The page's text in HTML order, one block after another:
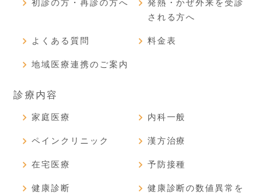
初診の方・再診の方へ
発熱・かぜ外来を受診
される方へ
よくある質問 料金表
地域医療連携のご案内
診療内容
家庭医療 内科一般
ペインクリニック 漢方治療
在宅医療 予防接種
健康診断 健康診断の数値異常を